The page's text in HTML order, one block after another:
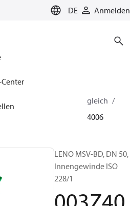
DE Anmelden
Wärmetechnik
Manueller Abgleich
MSV-BD 003Z4006
LENO MSV-BD, DN 50,
Innengewinde ISO
228/1